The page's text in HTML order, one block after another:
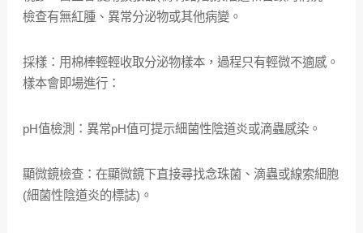
檢查有無紅腫、異常分泌物或其他病變。
採樣：用棉棒輕輕收取分泌物樣本，過程只有輕微不適感。
樣本會即場進行：
pH值檢測：異常pH值可提示細菌性陰道炎或滴蟲感染。
顯微鏡檢查：在顯微鏡下直接尋找念珠菌、滴蟲或線索細胞
(細菌性陰道炎的標誌)。